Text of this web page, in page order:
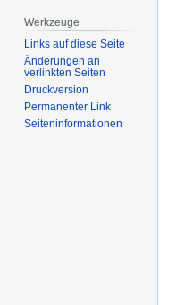
Werkzeuge
Links auf diese Seite
Änderungen an
verlinkten Seiten
Druckversion
Permanenter Link
Seiten­­informationen